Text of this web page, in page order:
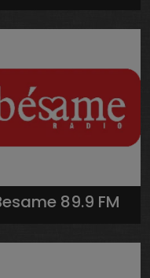
89.9 FM